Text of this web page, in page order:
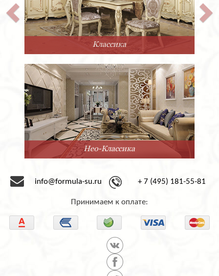
Классика
Нео-Классика
info@formula-su.ru + 7 (495) 181-55-81
Принимаем к оплате: